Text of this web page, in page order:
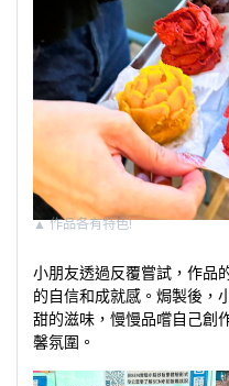
▲作品各有特色!
小朋友透過反覆嘗試，作品
的自信和成就感。焗製後，
甜的滋味，慢慢品嚐自己創
馨氛圍。